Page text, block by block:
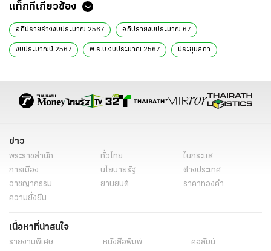
แท็กที่เกี่ยวข้อง
อภิปรายร่างงบประมาณ 2567 อภิปรายงบประมาณ 67
งบประมาณปี 2567 พ.ร.บ.งบประมาณ 2567 ประชุมสภา
งบประมาณรายจ่ายประจําปี 2567 ข่าวการเมืองวันนี้
ข่าว
พระราชสำนัก ทั่วไทย
ในกระแส
การเมือง
นโยบายรัฐ
ต่างประเทศ
อาชญากรรม
ยานยนต์
ราคาทองคำ
ความยั่งยืน
เนื้อหาที่น่าสนใจ
รายงานพิเศษ หนังสือพิมพ์
คอลัมน์